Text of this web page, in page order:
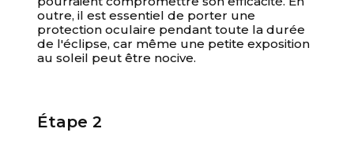
outre, il est essentiel de porter une
protection oculaire pendant toute la durée
de l'éclipse, car même une petite exposition
au soleil peut être nocive.
Étape 2